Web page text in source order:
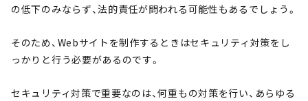
の低下のみならず、法的責任が問われる可能性もあるでしょう。
そのため、Webサイトを制作するときはセキュリティ対策をし
っかりと行う必要があるのです。
セキュリティ対策で重要なのは、何重もの対策を行い、あらゆる